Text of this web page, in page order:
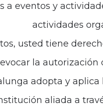
interés
a eventos y
actividades
usted tiene
la
adopta y
aliada a